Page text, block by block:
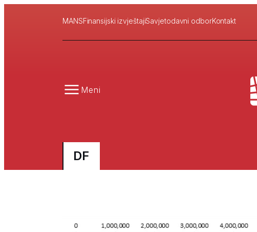
MANSFinansijski izvještajiSavjetodavni odborKontakt
Meni
DF